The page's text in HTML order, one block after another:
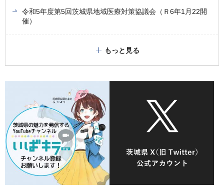
令和5年度第5回茨城県地域医療対策協議会（Ｒ6年1月22開
催）
もっと見る